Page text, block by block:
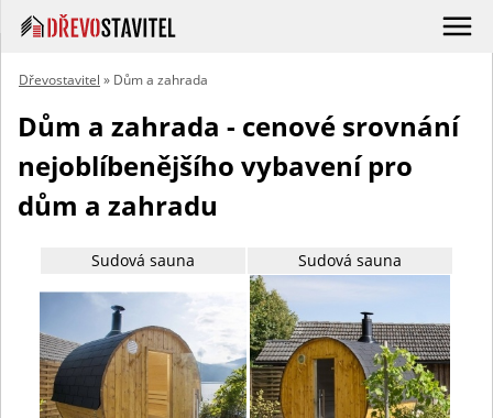
Dřevostavitel » Dům a zahrada
Dům a zahrada - cenové srovnání
nejoblíbenějšího vybavení pro
dům a zahradu
Sudová sauna Sudová sauna